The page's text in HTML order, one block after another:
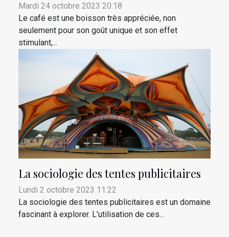
Mardi 24 octobre 2023 20:18
Le café est une boisson très appréciée, non
seulement pour son goût unique et son effet
stimulant,...
La sociologie des tentes publicitaires
Lundi 2 octobre 2023 11:22
La sociologie des tentes publicitaires est un domaine
fascinant à explorer. L'utilisation de ces...